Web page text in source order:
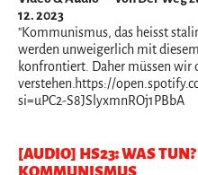
12. 2023
"Kommunismus, das heisst
werden unweigerlich mit
konfrontiert. Daher müssen wir
verstehen.https://
si=uPC2-S8JSlyxmnROj1PBbA
[AUDIO] HS23: WAS
KOMMUNISMUS